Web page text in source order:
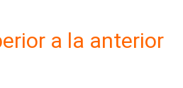
a la anterior